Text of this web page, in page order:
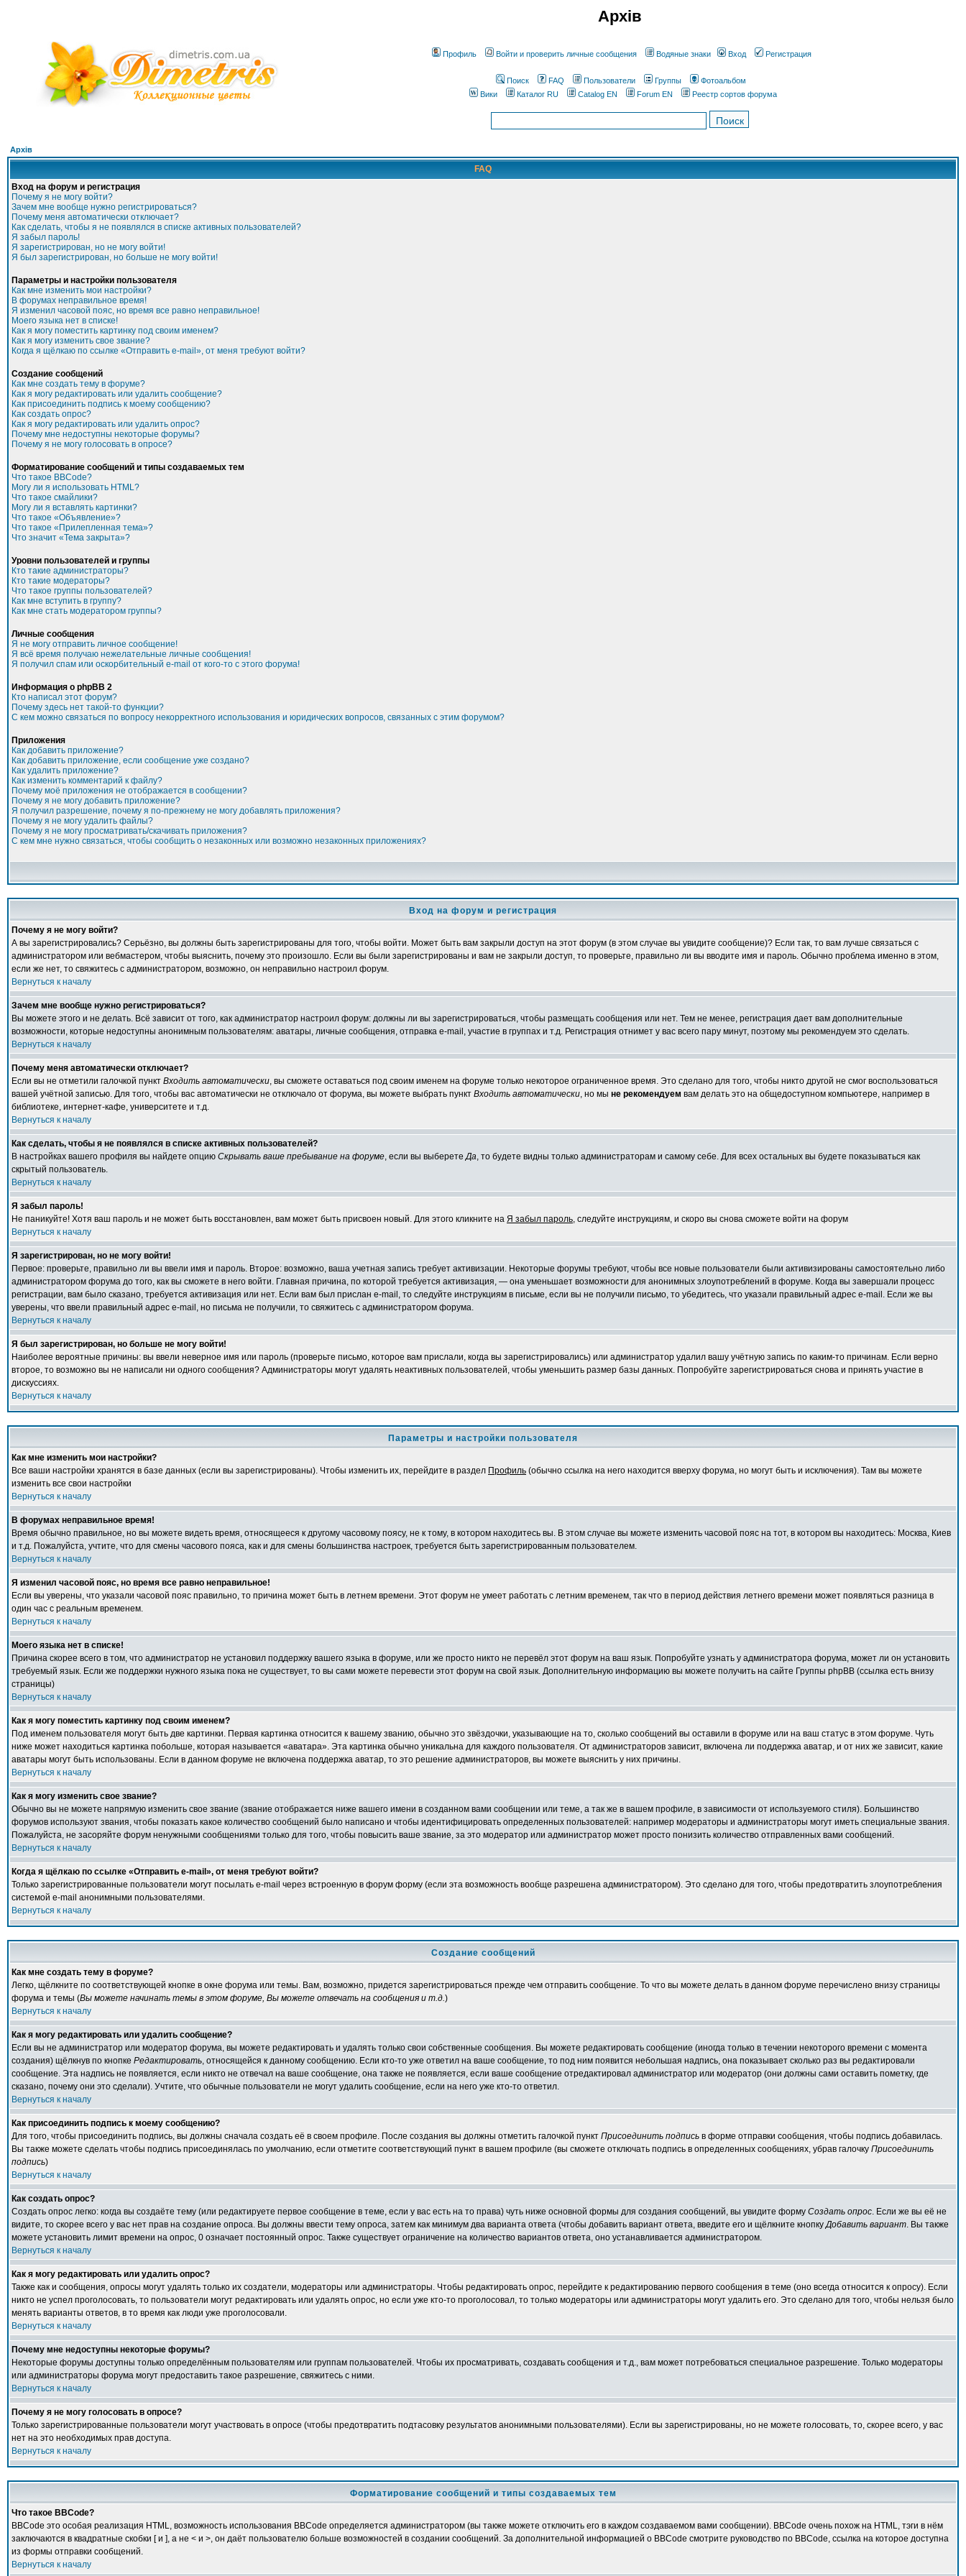
Архів
Профиль Войти и проверить личные сообщения Водяные знаки Вход Регистрация
Поиск FAQ Пользователи Группы
Фотоальбом
Вики
Каталог RU Catalog EN Forum EN Реестр сортов форума
Архів
FAQ
Вход на форум и регистрация
Почему я не могу войти?
Зачем мне вообще нужно регистрироваться?
Почему меня автоматически отключает?
Как сделать, чтобы я не появлялся в списке активных пользователей?
Я забыл пароль!
Я зарегистрирован, но не могу войти!
Я был зарегистрирован, но больше не могу войти!
Параметры и настройки пользователя
Как мне изменить мои настройки?
В форумах неправильное время!
Я изменил часовой пояс, но время все равно неправильное!
Моего языка нет в списке!
Как я могу поместить картинку под своим именем?
Как я могу изменить свое звание?
Когда я щёлкаю по ссылке «Отправить e-mail», от меня требуют войти?
Создание сообщений
Как мне создать тему в форуме?
Как я могу редактировать или удалить сообщение?
Как присоединить подпись к моему сообщению?
Как создать опрос?
Как я могу редактировать или удалить опрос?
Почему мне недоступны некоторые форумы?
Почему я не могу голосовать в опросе?
Форматирование сообщений и типы создаваемых тем
Что такое BBCode?
Могу ли я использовать HTML?
Что такое смайлики?
Могу ли я вставлять картинки?
Что такое «Объявление»?
Что такое «Прилепленная тема»?
Что значит «Тема закрыта»?
Уровни пользователей и группы
Кто такие администраторы?
Кто такие модераторы?
Что такое группы пользователей?
Как мне вступить в группу?
Как мне стать модератором группы?
Личные сообщения
Я не могу отправить личное сообщение!
Я всё время получаю нежелательные личные сообщения!
Я получил спам или оскорбительный e-mail от кого-то с этого форума!
Информация о phpBB 2
Кто написал этот форум?
Почему здесь нет такой-то функции?
С кем можно связаться по вопросу некорректного использования и юридических вопросов, связанных с этим форумом?
Приложения
Как добавить приложение?
Как добавить приложение, если сообщение уже создано?
Как удалить приложение?
Как изменить комментарий к файлу?
Почему моё приложения не отображается в сообщении?
Почему я не могу добавить приложение?
Я получил разрешение, почему я по-прежнему не могу добавлять приложения?
Почему я не могу удалить файлы?
Почему я не могу просматривать/скачивать приложения?
С кем мне нужно связаться, чтобы сообщить о незаконных или возможно незаконных приложениях?
Вход на форум и регистрация
Почему я не могу войти?
А вы зарегистрировались? Серьёзно, вы должны быть зарегистрированы для того, чтобы войти. Может быть вам закрыли доступ на этот форум (в этом случае вы увидите сообщение)? Если так, то вам лучше связаться с
администратором или вебмастером, чтобы выяснить, почему это произошло. Если вы были зарегистрированы и вам не закрыли доступ, то проверьте, правильно ли вы вводите имя и пароль. Обычно проблема именно в этом,
если же нет, то свяжитесь с администратором, возможно, он неправильно настроил форум.
Вернуться к началу
Зачем мне вообще нужно регистрироваться?
Вы можете этого и не делать. Всё зависит от того, как администратор настроил форум: должны ли вы зарегистрироваться, чтобы размещать сообщения или нет. Тем не менее, регистрация дает вам дополнительные
возможности, которые недоступны анонимным пользователям: аватары, личные сообщения, отправка e-mail, участие в группах и т.д. Регистрация отнимет у вас всего пару минут, поэтому мы рекомендуем это сделать.
Вернуться к началу
Почему меня автоматически отключает?
Если вы не отметили галочкой пункт Входить автоматически, вы сможете оставаться под своим именем на форуме только некоторое ограниченное время. Это сделано для того, чтобы никто другой не смог воспользоваться
вашей учётной записью. Для того, чтобы вас автоматически не отключало от форума, вы можете выбрать пункт Входить автоматически, но мы не рекомендуем вам делать это на общедоступном компьютере, например в
библиотеке, интернет-кафе, университете и т.д.
Вернуться к началу
Как сделать, чтобы я не появлялся в списке активных пользователей?
В настройках вашего профиля вы найдете опцию Скрывать ваше пребывание на форуме, если вы выберетеДа, то будете видны только администраторам и самому себе. Для всех остальных вы будете показываться как
скрытый пользователь.
Вернуться к началу
Я забыл пароль!
Не паникуйте! Хотя ваш пароль и не может быть восстановлен, вам может быть присвоен новый. Для этого кликните на Я забыл пароль, следуйте инструкциям, и скоро вы снова сможете войти на форум
Вернуться к началу
Я зарегистрирован, но не могу войти!
Первое: проверьте, правильно ли вы ввели имя и пароль. Второе: возможно, ваша учетная запись требует активизации. Некоторые форумы требуют, чтобы все новые пользователи были активизированы самостоятельно либо
администратором форума до того, как вы сможете в него войти. Главная причина, по которой требуется активизация, — она уменьшает возможности для анонимных злоупотреблений в форуме. Когда вы завершали процесс
регистрации, вам было сказано, требуется активизация или нет. Если вам был прислан e-mail, то следуйте инструкциям в письме, если вы не получили письмо, то убедитесь, что указали правильный адрес e-mail. Если же вы
уверены, что ввели правильный адрес e-mail, но письма не получили, то свяжитесь с администратором форума.
Вернуться к началу
Я был зарегистрирован, но больше не могу войти!
Наиболее вероятные причины: вы ввели неверное имя или пароль (проверьте письмо, которое вам прислали, когда вы зарегистрировались) или администратор удалил вашу учётную запись по каким-то причинам. Если верно
второе, то возможно вы не написали ни одного сообщения? Администраторы могут удалять неактивных пользователей, чтобы уменьшить размер базы данных. Попробуйте зарегистрироваться снова и принять участие в
дискуссиях.
Вернуться к началу
Параметры и настройки пользователя
Как мне изменить мои настройки?
Все ваши настройки хранятся в базе данных (если вы зарегистрированы). Чтобы изменить их, перейдите в раздел Профиль (обычно ссылка на него находится вверху форума, но могут быть и исключения). Там вы можете
изменить все свои настройки
Вернуться к началу
В форумах неправильное время!
Время обычно правильное, но вы можете видеть время, относящееся к другому часовому поясу, не к тому, в котором находитесь вы. В этом случае вы можете изменить часовой пояс на тот, в котором вы находитесь: Москва, Киев
и т.д. Пожалуйста, учтите, что для смены часового пояса, как и для смены большинства настроек, требуется быть зарегистрированным пользователем.
Вернуться к началу
Я изменил часовой пояс, но время все равно неправильное!
Если вы уверены, что указали часовой пояс правильно, то причина может быть в летнем времени. Этот форум не умеет работать с летним временем, так что в период действия летнего времени может появляться разница в
один час с реальным временем.
Вернуться к началу
Моего языка нет в списке!
Причина скорее всего в том, что администратор не установил поддержку вашего языка в форуме, или же просто никто не перевёл этот форум на ваш язык. Попробуйте узнать у администратора форума, может ли он установить
требуемый язык. Если же поддержки нужного языка пока не существует, то вы сами можете перевести этот форум на свой язык. Дополнительную информацию вы можете получить на сайте Группы phpBB (ссылка есть внизу
страницы)
Вернуться к началу
Как я могу поместить картинку под своим именем?
Под именем пользователя могут быть две картинки. Первая картинка относится к вашему званию, обычно это звёздочки, указывающие на то, сколько сообщений вы оставили в форуме или на ваш статус в этом форуме. Чуть
ниже может находиться картинка побольше, которая называется «аватара». Эта картинка обычно уникальна для каждого пользователя. От администраторов зависит, включена ли поддержка аватар, и от них же зависит, какие
аватары могут быть использованы. Если в данном форуме не включена поддержка аватар, то это решение администраторов, вы можете выяснить у них причины.
Вернуться к началу
Как я могу изменить свое звание?
Обычно вы не можете напрямую изменить свое звание (звание отображается ниже вашего имени в созданном вами сообщении или теме, а так же в вашем профиле, в зависимости от используемого стиля). Большинство
форумов используют звания, чтобы показать какое количество сообщений было написано и чтобы идентифицировать определенных пользователей: например модераторы и администраторы могут иметь специальные звания.
Пожалуйста, не засоряйте форум ненужными сообщениями только для того, чтобы повысить ваше звание, за это модератор или администратор может просто понизить количество отправленных вами сообщений.
Вернуться к началу
Когда я щёлкаю по ссылке «Отправить e-mail», от меня требуют войти?
Только зарегистрированные пользователи могут посылать e-mail через встроенную в форум форму (если эта возможность вообще разрешена администратором). Это сделано для того, чтобы предотвратить злоупотребления
системой e-mail анонимными пользователями.
Вернуться к началу
Создание сообщений
Как мне создать тему в форуме?
Легко, щёлкните по соответствующей кнопке в окне форума или темы. Вам, возможно, придется зарегистрироваться прежде чем отправить сообщение. То что вы можете делать в данном форуме перечислено внизу страницы
форума и темы (Вы можете начинать темы в этом форуме, Вы можете отвечать на сообщения и т.д.)
Вернуться к началу
Как я могу редактировать или удалить сообщение?
Если вы не администратор или модератор форума, вы можете редактировать и удалять только свои собственные сообщения. Вы можете редактировать сообщение (иногда только в течении некоторого времени с момента
создания) щёлкнув по кнопке Редактировать, относящейся к данному сообщению. Если кто-то уже ответил на ваше сообщение, то под ним появится небольшая надпись, она показывает сколько раз вы редактировали
сообщение. Эта надпись не появляется, если никто не отвечал на ваше сообщение, она также не появляется, если ваше сообщение отредактировал администратор или модератор (они должны сами оставить пометку, где
сказано, почему они это сделали). Учтите, что обычные пользователи не могут удалить сообщение, если на него уже кто-то ответил.
Вернуться к началу
Как присоединить подпись к моему сообщению?
Для того, чтобы присоединить подпись, вы должны сначала создать её в своем профиле. После создания вы должны отметить галочкой пункт Присоединить подпись в форме отправки сообщения, чтобы подпись добавилась.
Вы также можете сделать чтобы подпись присоединялась по умолчанию, если отметите соответствующий пункт в вашем профиле (вы сможете отключать подпись в определенных сообщениях, убрав галочку Присоединить
подпись)
Вернуться к началу
Как создать опрос?
Создать опрос легко: когда вы создаёте тему (или редактируете первое сообщение в теме, если у вас есть на то права) чуть ниже основной формы для создания сообщений, вы увидите форму Создать опрос. Если же вы её не
видите, то скорее всего у вас нет прав на создание опроса. Вы должны ввести тему опроса, затем как минимум два варианта ответа (чтобы добавить вариант ответа, введите его и щёлкните кнопкуДобавить вариант. Вы также
можете установить лимит времени на опрос, 0 означает постоянный опрос. Также существует ограничение на количество вариантов ответа, оно устанавливается администратором.
Вернуться к началу
Как я могу редактировать или удалить опрос?
Также как и сообщения, опросы могут удалять только их создатели, модераторы или администраторы. Чтобы редактировать опрос, перейдите к редактированию первого сообщения в теме (оно всегда относится к опросу). Если
никто не успел проголосовать, то пользователи могут редактировать или удалять опрос, но если уже кто-то проголосовал, то только модераторы или администраторы могут удалить его. Это сделано для того, чтобы нельзя было
менять варианты ответов, в то время как люди уже проголосовали.
Вернуться к началу
Почему мне недоступны некоторые форумы?
Некоторые форумы доступны только определённым пользователям или группам пользователей. Чтобы их просматривать, создавать сообщения и т.д., вам может потребоваться специальное разрешение. Только модераторы
или администраторы форума могут предоставить такое разрешение, свяжитесь с ними.
Вернуться к началу
Почему я не могу голосовать в опросе?
Только зарегистрированные пользователи могут участвовать в опросе (чтобы предотвратить подтасовку результатов анонимными пользователями). Если вы зарегистрированы, но не можете голосовать, то, скорее всего, у вас
нет на это необходимых прав доступа.
Вернуться к началу
Форматирование сообщений и типы создаваемых тем
Что такое BBCode?
BBCode это особая реализация HTML, возможность использования BBCode определяется администратором (вы также можете отключить его в каждом создаваемом вами сообщении). BBCode очень похож на HTML, тэги в нём
заключаются в квадратные скобки [ и ], а не < и >, он даёт пользователю больше возможностей в создании сообщений. За дополнительной информацией о BBCode смотрите руководство по BBCode, ссылка на которое доступна
из формы отправки сообщений.
Вернуться к началу